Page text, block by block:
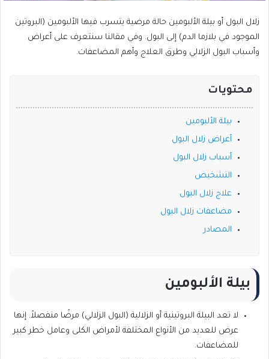
زلال البول أو بيلة الألبومين حالة مرضية يتسرب فيها الألبومين (البروتين
الموجود في بلازما الدم) إلى البول. وفي مقالنا سنتعرف على أعراض
وأسباب البول الزلالي وطرق العلاج وأهم المضاعفات.
محتويات
بيلة الألبومين
أعراض زلال البول
أسباب زلال البول
التشخيص
علاج زلال البول
مضاعفات زلال البول
المصادر
بيلة الألبومين
لا تعد البيلة البروتينية أو الزلالية (البول الزلالي) مرضًا منفصلاً. إنها
عرض للعديد من الأنواع المختلفة لأمراض الكلى وعامل خطر كبير
للمضاعفات.